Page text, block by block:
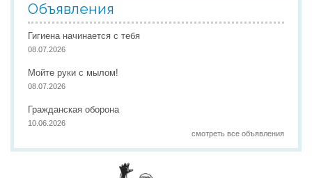
Объявления
Гигиена начинается с тебя
08.07.2026
Мойте руки с мылом!
08.07.2026
Гражданская оборона
10.06.2026
смотреть все объявления